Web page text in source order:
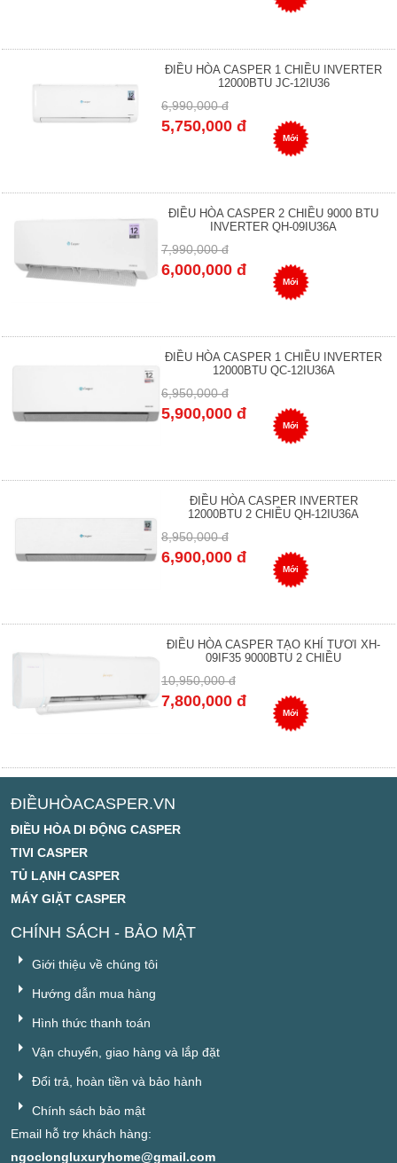
ĐIỀU HÒA CASPER 1 CHIỀU INVERTER
12000BTU JC-12IU36
6,990,000 đ
5,750,000 đ
Mới
ĐIỀU HÒA CASPER 2 CHIỀU 9000 BTU
INVERTER QH-09IU36A
7,990,000 đ
6,000,000 đ
Mới
ĐIỀU HÒA CASPER 1 CHIỀU INVERTER
12000BTU QC-12IU36A
6,950,000 đ
5,900,000 đ
Mới
ĐIỀU HÒA CASPER INVERTER
12000BTU 2 CHIỀU QH-12IU36A
8,950,000 đ
6,900,000 đ
Mới
ĐIỀU HÒA CASPER TẠO KHÍ TƯƠI XH-
09IF35 9000BTU 2 CHIỀU
10,950,000 đ
7,800,000 đ
Mới
ĐIỀUHÒACASPER.VN
ĐIỀU HÒA DI ĐỘNG CASPER
TIVI CASPER
TỦ LẠNH CASPER
MÁY GIẶT CASPER
CHÍNH SÁCH - BẢO MẬT
Giới thiệu về chúng tôi
Hướng dẫn mua hàng
Hình thức thanh toán
Vận chuyển, giao hàng và lắp đặt
Đổi trả, hoàn tiền và bảo hành
Chính sách bảo mật
Email hỗ trợ khách hàng:
ngoclongluxuryhome@gmail.com